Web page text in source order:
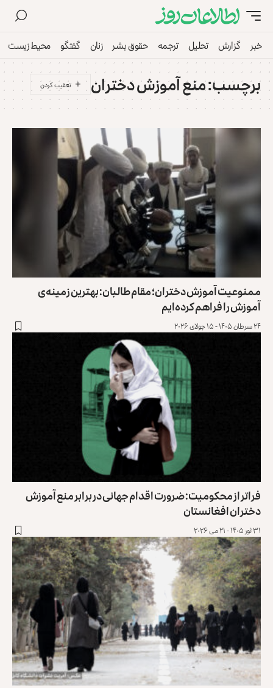
خبر گزارش تحلیل ترجمه حقوق بشر زنان گفتگو محیط زیست
برچسب:منع آموزش دختران
ممنوعیت آموزش دختران؛ مقام طالبان: بهترین زمینه‌ی
آموزش را فراهم کرده‌ایم
۲۴ سرطان ۱۴۰۵ - ۱۵ جولای ۲۰۲۶
فراتر از محکومیت: ضرورت اقدام جهانی در برابر منع آموزش
دختران افغانستان
۳۱ ثور ۱۴۰۵ - ۲۱ می ۲۰۲۶